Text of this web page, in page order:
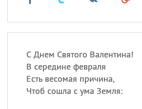
С Днем Святого Валентина!
В середине февраля
Есть весомая причина,
Чтоб сошла с ума Земля: